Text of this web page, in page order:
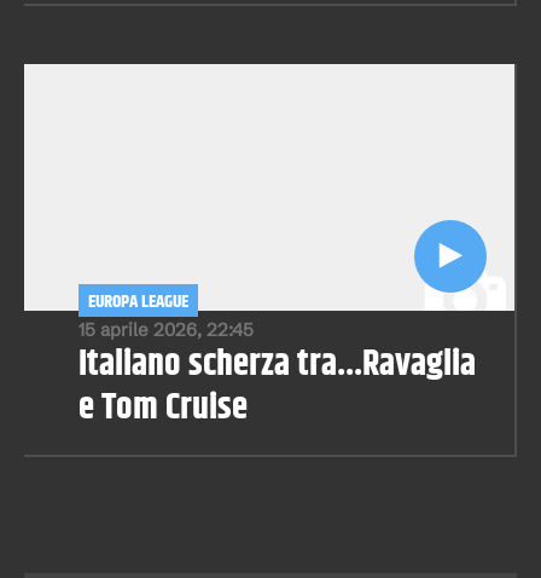
15 aprile 2026, 22:45
EUROPA LEAGUE
Italiano scherza tra...Ravaglia
e Tom Cruise